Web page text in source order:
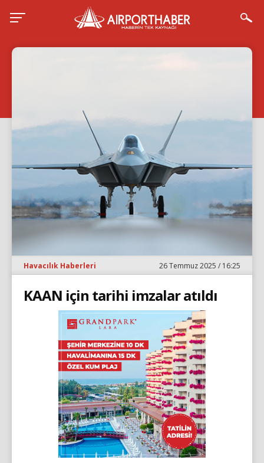
Havacılık Haberleri 26 Temmuz 2025 / 16:25
KAAN için tarihi imzalar atıldı